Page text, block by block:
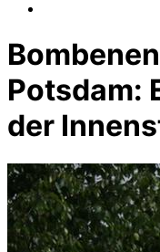
Potsdam:
der